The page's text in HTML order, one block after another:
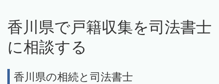
香川県で戸籍収集を司法書士
に相談する
香川県の相続と司法書士